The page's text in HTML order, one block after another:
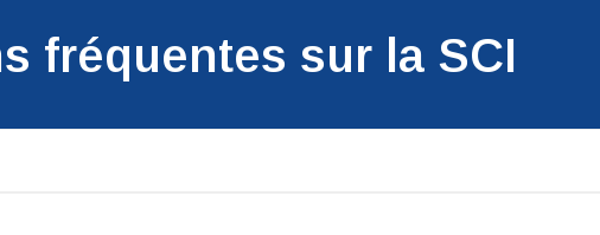
fréquentes sur la SCI